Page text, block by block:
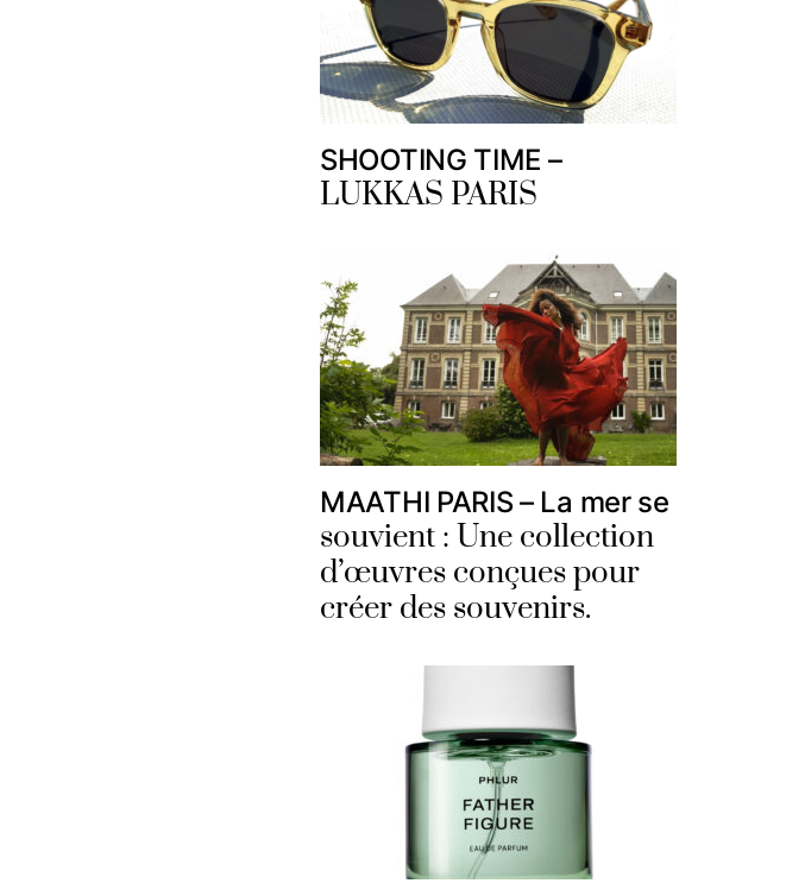
SHOOTING TIME –
LUKKAS PARIS
MAATHI PARIS – La mer se
souvient : Une collection
d’œuvres conçues pour
créer des souvenirs.